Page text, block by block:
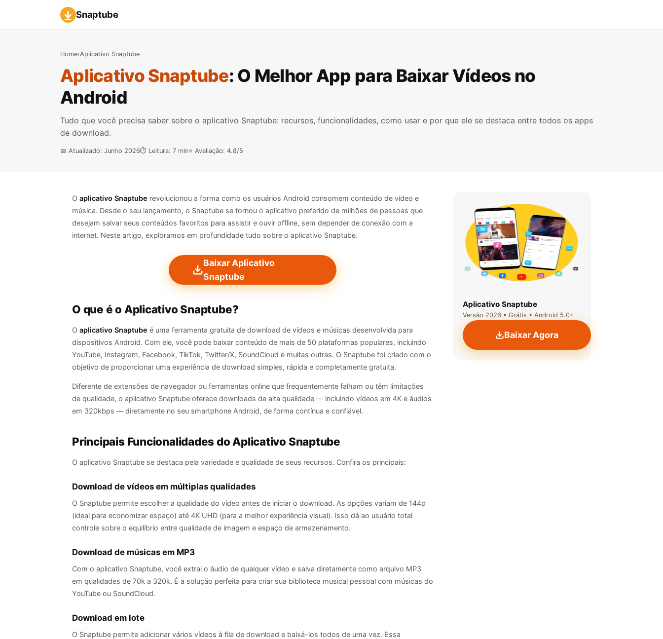
Snaptube
Home›Aplicativo Snaptube
Aplicativo Snaptube: O Melhor App para Baixar Vídeos no
Android
Tudo que você precisa saber sobre o aplicativo Snaptube: recursos, funcionalidades, como usar e por que ele se destaca entre todos os apps
de download.
📅 Atualizado: Junho 2026⏱️ Leitura: 7 min⭐ Avaliação: 4.8/5
O aplicativo Snaptube revolucionou a forma como os usuários Android consomem conteúdo de vídeo e
música. Desde o seu lançamento, o Snaptube se tornou o aplicativo preferido de milhões de pessoas que
desejam salvar seus conteúdos favoritos para assistir e ouvir offline, sem depender de conexão com a
internet. Neste artigo, exploramos em profundidade tudo sobre o aplicativo Snaptube.
Baixar Aplicativo
Snaptube
O que é o Aplicativo Snaptube?
O aplicativo Snaptube é uma ferramenta gratuita de download de vídeos e músicas desenvolvida para
dispositivos Android. Com ele, você pode baixar conteúdo de mais de 50 plataformas populares, incluindo
YouTube, Instagram, Facebook, TikTok, Twitter/X, SoundCloud e muitas outras. O Snaptube foi criado com o
objetivo de proporcionar uma experiência de download simples, rápida e completamente gratuita.
Diferente de extensões de navegador ou ferramentas online que frequentemente falham ou têm limitações
de qualidade, o aplicativo Snaptube oferece downloads de alta qualidade — incluindo vídeos em 4K e áudios
em 320kbps — diretamente no seu smartphone Android, de forma contínua e confiável.
Principais Funcionalidades do Aplicativo Snaptube
O aplicativo Snaptube se destaca pela variedade e qualidade de seus recursos. Confira os principais:
Download de vídeos em múltiplas qualidades
O Snaptube permite escolher a qualidade do vídeo antes de iniciar o download. As opções variam de 144p
(ideal para economizar espaço) até 4K UHD (para a melhor experiência visual). Isso dá ao usuário total
controle sobre o equilíbrio entre qualidade de imagem e espaço de armazenamento.
Download de músicas em MP3
Com o aplicativo Snaptube, você extrai o áudio de qualquer vídeo e salva diretamente como arquivo MP3
em qualidades de 70k a 320k. É a solução perfeita para criar sua biblioteca musical pessoal com músicas do
YouTube ou SoundCloud.
Download em lote
O Snaptube permite adicionar vários vídeos à fila de download e baixá-los todos de uma vez. Essa
Aplicativo Snaptube
Versão 2026 • Grátis • Android 5.0+
Baixar Agora